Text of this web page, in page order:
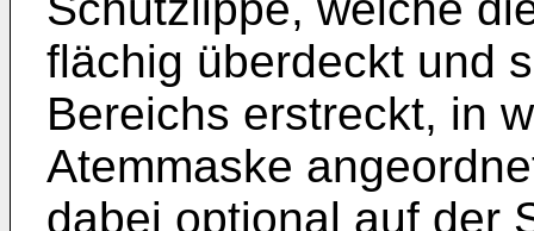
flächig überdeckt und
Bereichs erstreckt, in
Atemmaske
dabei optional auf der